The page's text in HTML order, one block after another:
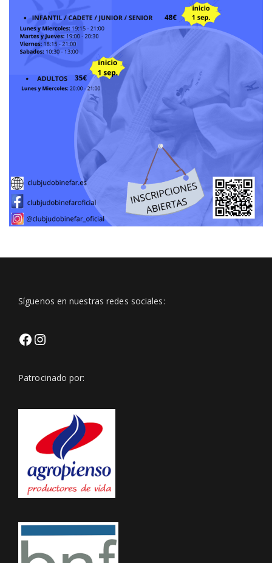
Síguenos en nuestras redes sociales:
Igsh=Z3BveWt0bmxjNmVp
Patrocinado por: